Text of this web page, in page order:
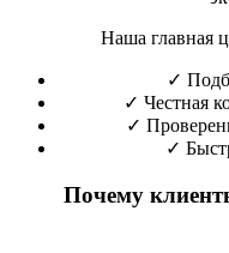
Наша главная
✓
✓ Честная
✓
✓
Почему